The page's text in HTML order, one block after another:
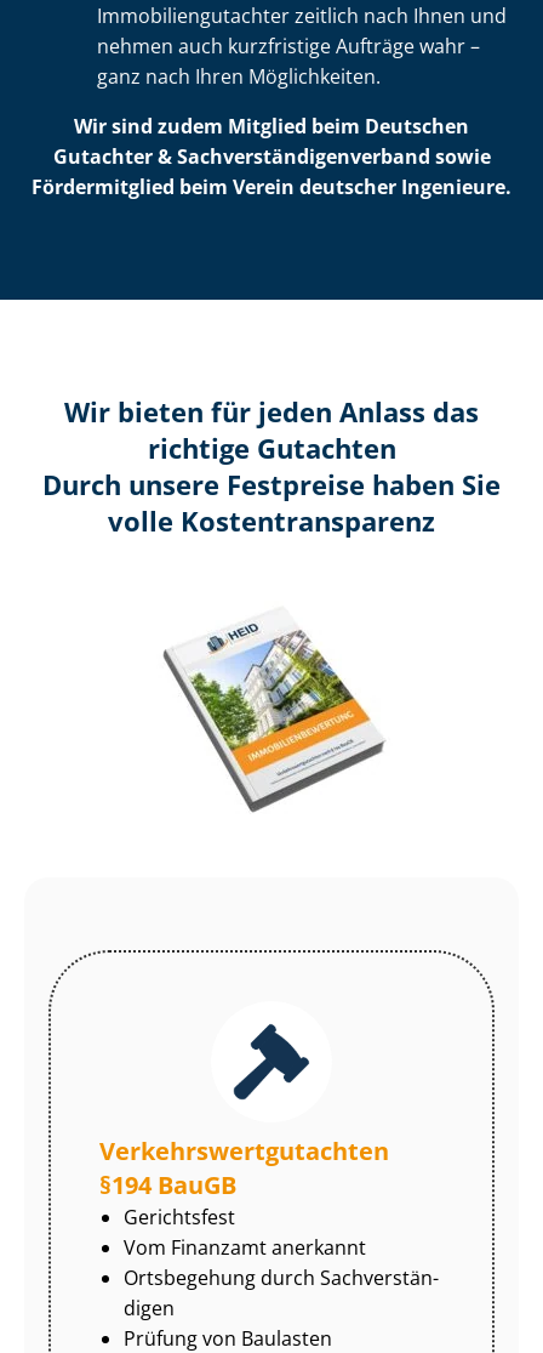
Im­mo­bi­li­en­gut­ach­ter zeitlich nach Ihnen und
nehmen auch kurzfristige Aufträge wahr –
ganz nach Ihren Möglichkeiten.
Wir sind zudem Mitglied beim Deutschen
Gutachter & Sach­ver­stän­di­gen­ver­band sowie
Fördermitglied beim Verein deutscher Ingenieure.
Wir bieten für jeden Anlass das
richtige Gutachten
Durch unsere Festpreise haben Sie
volle Kosten­transparenz
Ver­kehrs­wert­gut­ach­ten
§194 BauGB
Gerichtsfest
Vom Finanzamt anerkannt
Ortsbegehung durch Sach­ver­stän­
di­gen
Prüfung von Baulasten